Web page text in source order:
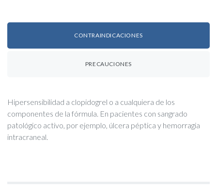
CONTRAINDICACIONES
PRECAUCIONES
Hipersensibilidad a clopidogrel o a cualquiera de los
componentes de la fórmula. En pacientes con sangrado
patológico activo, por ejemplo, úlcera péptica y hemorragia
intracraneal.